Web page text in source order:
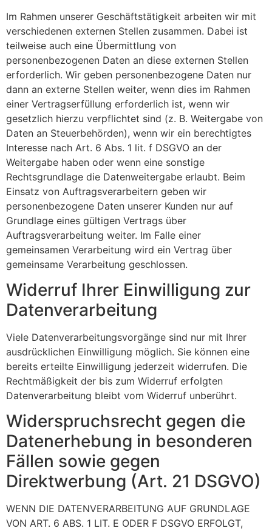
Im Rahmen unserer Geschäftstätigkeit arbeiten wir mit
verschiedenen externen Stellen zusammen. Dabei ist
teilweise auch eine Übermittlung von
personenbezogenen Daten an diese externen Stellen
erforderlich. Wir geben personenbezogene Daten nur
dann an externe Stellen weiter, wenn dies im Rahmen
einer Vertragserfüllung erforderlich ist, wenn wir
gesetzlich hierzu verpflichtet sind (z. B. Weitergabe von
Daten an Steuerbehörden), wenn wir ein berechtigtes
Interesse nach Art. 6 Abs. 1 lit. f DSGVO an der
Weitergabe haben oder wenn eine sonstige
Rechtsgrundlage die Datenweitergabe erlaubt. Beim
Einsatz von Auftragsverarbeitern geben wir
personenbezogene Daten unserer Kunden nur auf
Grundlage eines gültigen Vertrags über
Auftragsverarbeitung weiter. Im Falle einer
gemeinsamen Verarbeitung wird ein Vertrag über
gemeinsame Verarbeitung geschlossen.
Widerruf Ihrer Einwilligung zur
Datenverarbeitung
Viele Datenverarbeitungsvorgänge sind nur mit Ihrer
ausdrücklichen Einwilligung möglich. Sie können eine
bereits erteilte Einwilligung jederzeit widerrufen. Die
Rechtmäßigkeit der bis zum Widerruf erfolgten
Datenverarbeitung bleibt vom Widerruf unberührt.
Widerspruchsrecht gegen die
Datenerhebung in besonderen
Fällen sowie gegen
Direktwerbung (Art. 21 DSGVO)
WENN DIE DATENVERARBEITUNG AUF GRUNDLAGE
VON ART. 6 ABS. 1 LIT. E ODER F DSGVO ERFOLGT,